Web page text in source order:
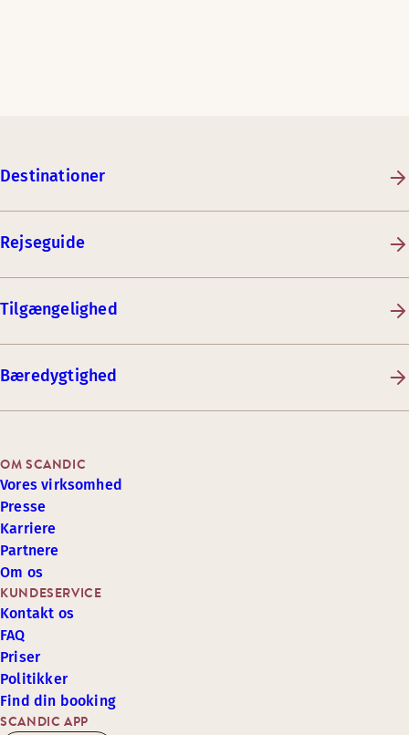
Destinationer
Rejseguide
Tilgængelighed
Bæredygtighed
SCANDIC APP
KUNDESERVICE
Kontakt os
FAQ
Priser
Politikker
Find din booking
OM SCANDIC
Vores virksomhed
Presse
Karriere
Partnere
Om os